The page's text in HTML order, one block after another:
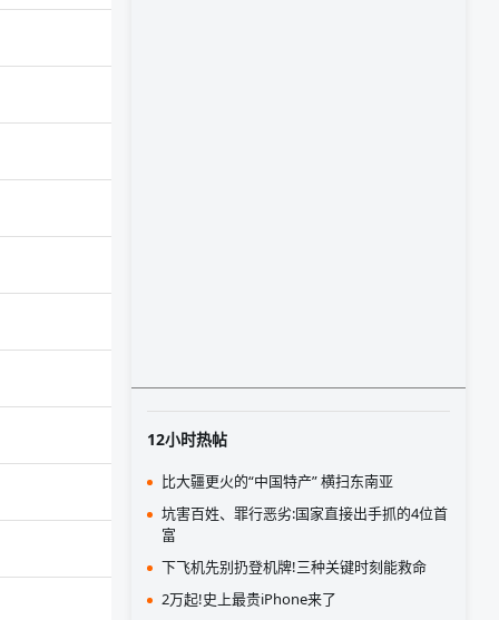
12小时热帖
比大疆更火的“中国特产” 横扫东南亚
坑害百姓、罪行恶劣:国家直接出手抓的4位首
富
下飞机先别扔登机牌!三种关键时刻能救命
2万起!史上最贵iPhone来了